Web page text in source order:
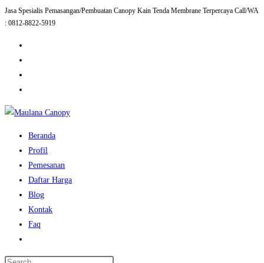
Skip
to
Jasa Spesialis Pemasangan/Pembuatan Canopy Kain Tenda Membrane Terpercaya Call/WA
: 0812-8822-5919
Beranda
Profil
Pemesanan
Daftar Harga
Blog
Kontak
Faq